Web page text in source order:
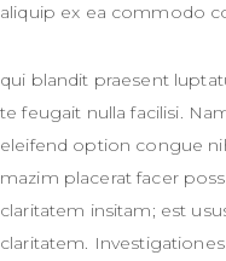
aliquip ex ea commodo
qui blandit praesent
te feugait nulla facilisi.
eleifend option congue
mazim placerat facer
claritatem insitam; est
claritatem.